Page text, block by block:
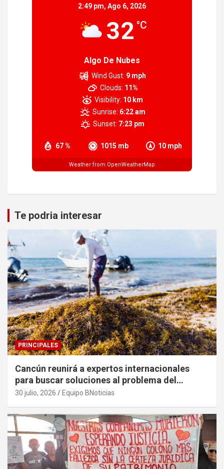
2:49 pm, Ago 6, 2026
32 °C
Algo De Nubes
67 % 1015 mb 10 mph
Wind Gust: 9 mph
Clouds: 11%
Visibility: 10 km
Sunrise: 6:22 am
Sunset: 7:23 pm
Weather from OpenWeatherMap
Te podria interesar
PRINCIPALES
Cancún reunirá a expertos internacionales
para buscar soluciones al problema del
sargazo
30 julio, 2026 Equipo BNoticias